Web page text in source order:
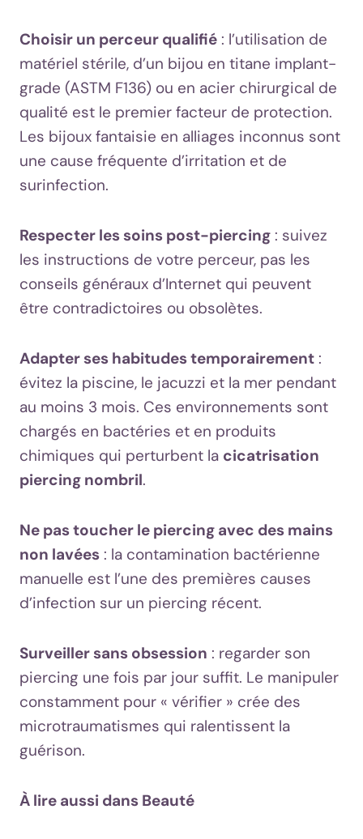
Choisir un perceur qualifié : l’utilisation de
matériel stérile, d’un bijou en titane implant-
grade (ASTM F136) ou en acier chirurgical de
qualité est le premier facteur de protection.
Les bijoux fantaisie en alliages inconnus sont
une cause fréquente d’irritation et de
surinfection.
Respecter les soins post-piercing : suivez
les instructions de votre perceur, pas les
conseils généraux d’Internet qui peuvent
être contradictoires ou obsolètes.
Adapter ses habitudes temporairement :
évitez la piscine, le jacuzzi et la mer pendant
au moins 3 mois. Ces environnements sont
chargés en bactéries et en produits
chimiques qui perturbent la cicatrisation
piercing nombril.
Ne pas toucher le piercing avec des mains
non lavées : la contamination bactérienne
manuelle est l’une des premières causes
d’infection sur un piercing récent.
Surveiller sans obsession : regarder son
piercing une fois par jour suffit. Le manipuler
constamment pour « vérifier » crée des
microtraumatismes qui ralentissent la
guérison.
À lire aussi dans Beauté